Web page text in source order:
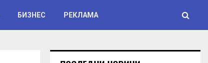
БИЗНЕС РЕКЛАМА